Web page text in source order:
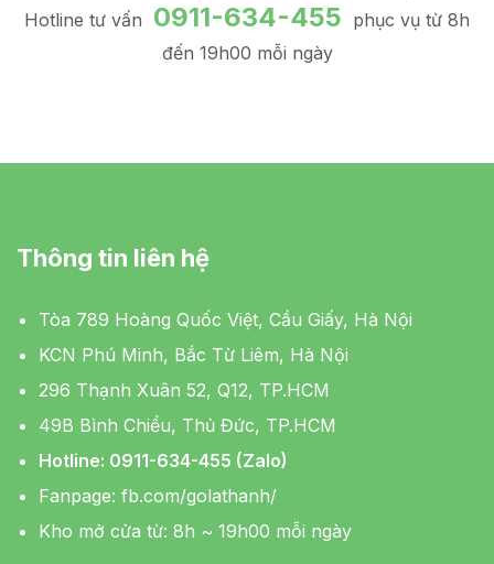
Hotline tư vấn 0911-634-455 phục vụ từ 8h
đến 19h00 mỗi ngày
Thông tin liên hệ
Tòa 789 Hoàng Quốc Việt, Cầu Giấy, Hà Nội
KCN Phú Minh, Bắc Từ Liêm, Hà Nội
296 Thạnh Xuân 52, Q12, TP.HCM
49B Bình Chiểu, Thủ Đức, TP.HCM
Hotline: 0911-634-455 (Zalo)
Fanpage: fb.com/golathanh/
Kho mở cửa từ: 8h ~ 19h00 mỗi ngày